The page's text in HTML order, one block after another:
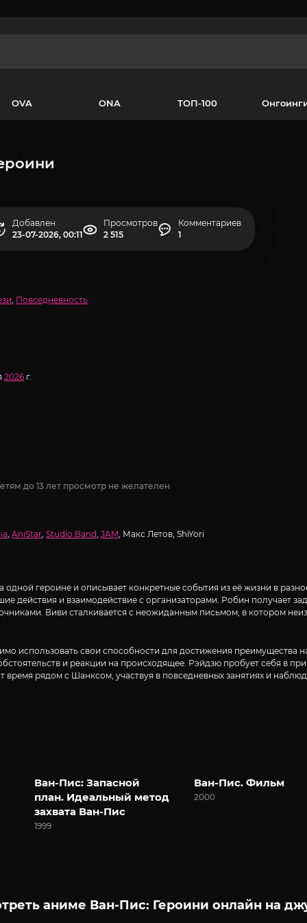
OVA ONA ТОП-100
Добавлен
23-07-2026, 00:11
Просмотров
2 515
Комментариев
1
, Повседневность
2026 г.
до 13 лет просмотр не желателен
, AniStar, Studio Band, JAM, Макс Летов, ShiYori
героине и описывает конкретные события из её жизни в
действия и взаимодействие с организаторами. Робин получает
Виви сталкивается с неожиданным письмом, в котором
использовать свои способности для достижения преимущества
и реакции на происходящее. Рэйдзю пробует себя в
рядом с Шанксом, участвуя в повседневных занятиях и
Ван-Пис: Запасной
план. Идеальный метод
захвата Ван-Пис
1999
Ван-Пис. Фильм
2000
аниме Ван-Пис: Героини онлайн на